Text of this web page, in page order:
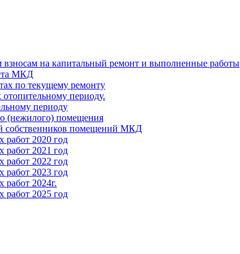
на капитальный ремонт и выполненные работы
МКД
по текущему ремонту
периоду.
периоду
(нежилого) помещения
собственников помещений МКД
2020 год
2021 год
2022 год
2023 год
2024г.
2025 год